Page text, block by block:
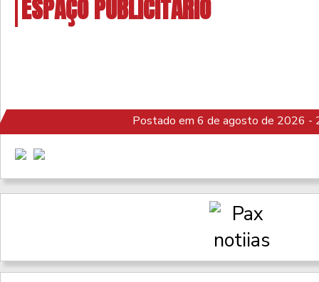
ESPAÇO PUBLICITÁRIO
Postado em 6 de agosto de 2026 -